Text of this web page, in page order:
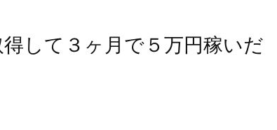
して３ヶ月で５万円稼いだ